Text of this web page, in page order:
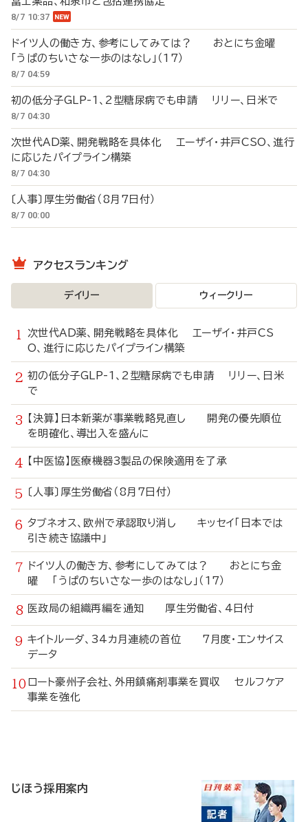
8/7 10:37
ドイツ人の働き方、参考にしてみては？ おとにち金曜
「うぱのちいさな一歩のはなし」（17）
8/7 04:59
初の低分子GLP-1、2型糖尿病でも申請 リリー、日米で
8/7 04:30
次世代AD薬、開発戦略を具体化 エーザイ・井戸CSO、進行
に応じたパイプライン構築
8/7 04:30
〔人事〕厚生労働省（8月7日付）
8/7 00:00
アクセスランキング
デイリー ウィークリー
次世代AD薬、開発戦略を具体化 エーザイ・井戸CS
O、進行に応じたパイプライン構築
初の低分子GLP-1、2型糖尿病でも申請 リリー、日米
で
【決算】日本新薬が事業戦略見直し 開発の優先順位
を明確化、導出入を盛んに
【中医協】医療機器3製品の保険適用を了承
〔人事〕厚生労働省（8月7日付）
タブネオス、欧州で承認取り消し キッセイ「日本では
引き続き協議中」
ドイツ人の働き方、参考にしてみては？ おとにち金
曜 「うぱのちいさな一歩のはなし」（17）
医政局の組織再編を通知 厚生労働省、4日付
キイトルーダ、34カ月連続の首位 7月度・エンサイス
データ
ロート豪州子会社、外用鎮痛剤事業を買収 セルフケア
事業を強化
じほう採用案内